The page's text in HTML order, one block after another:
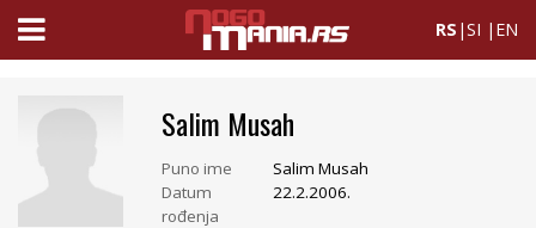
RS |SI | EN
Salim Musah
Puno ime
Salim Musah
Datum
rođenja
22.2.2006.